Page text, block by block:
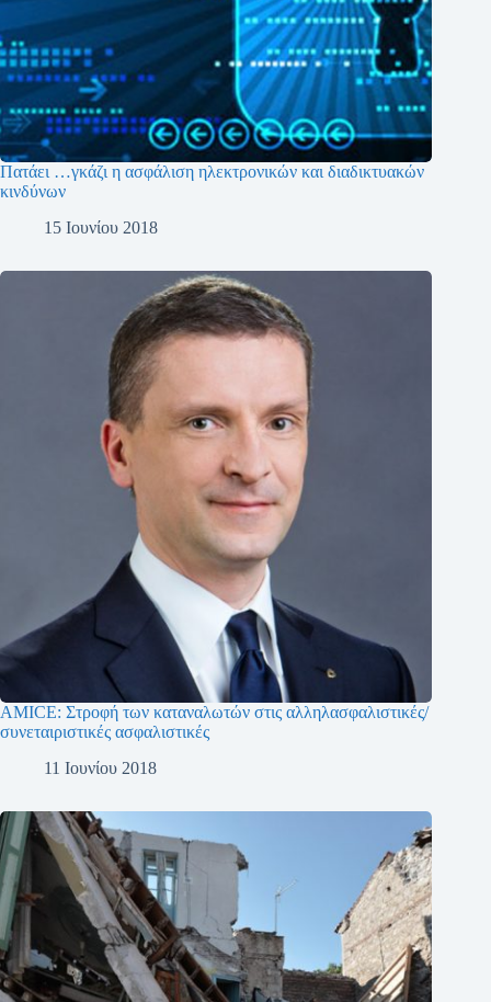
Πατάει …γκάζι η ασφάλιση ηλεκτρονικών και διαδικτυακών
κινδύνων
15 Ιουνίου 2018
AMICE: Στροφή των καταναλωτών στις αλληλασφαλιστικές/
συνεταιριστικές ασφαλιστικές
11 Ιουνίου 2018